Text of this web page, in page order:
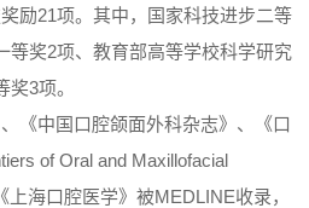
励21项。其中，国家科技进步二等
等奖2项、教育部高等学校科学研究
3项。
《中国口腔颌面外科杂志》、《口
of Oral and Maxillofacial
海口腔医学》被MEDLINE收录，